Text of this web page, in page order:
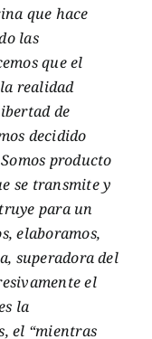
que hace
las
que el
la realidad
de
decidido
producto
se transmite y
para un
elaboramos,
superadoradel
el
la
el “mientras